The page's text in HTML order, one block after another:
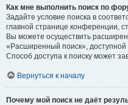
Как мне выполнить поиск по
Задайте условие поиска в
главной странице конференции,
Вы можете осуществить
«Расширенный поиск»,
Способ доступа к поиску может
Вернуться к началу
Почему мой поиск не даёт